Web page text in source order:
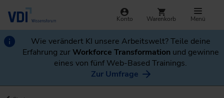
Konto Warenkorb Menü
Wie verändert KI unsere Arbeitswelt? Teile deine
Erfahrung zurWorkforce Transformation und gewinne
eines von fünf Web-Based Trainings.
Zur Umfrage